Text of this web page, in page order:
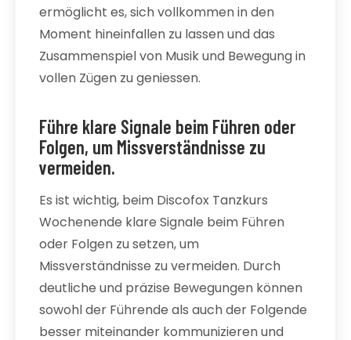
ermöglicht es, sich vollkommen in den
Moment hineinfallen zu lassen und das
Zusammenspiel von Musik und Bewegung in
vollen Zügen zu geniessen.
Führe klare Signale beim Führen oder
Folgen, um Missverständnisse zu
vermeiden.
Es ist wichtig, beim Discofox Tanzkurs
Wochenende klare Signale beim Führen
oder Folgen zu setzen, um
Missverständnisse zu vermeiden. Durch
deutliche und präzise Bewegungen können
sowohl der Führende als auch der Folgende
besser miteinander kommunizieren und